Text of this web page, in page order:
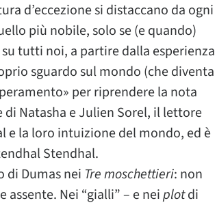
d’eccezione si distaccano da ogni
più nobile, solo se (e quando)
tutti noi, a partire dalla esperienza
sguardo sul mondo (che diventa
per riprendere la nota
Natasha e Julien Sorel, il lettore
e la loro intuizione del mondo, ed è
Stendhal.
di Dumas nei Tre moschettieri: non
assente. Nei “gialli” – e neiplotdi